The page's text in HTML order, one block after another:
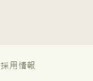
採用情報